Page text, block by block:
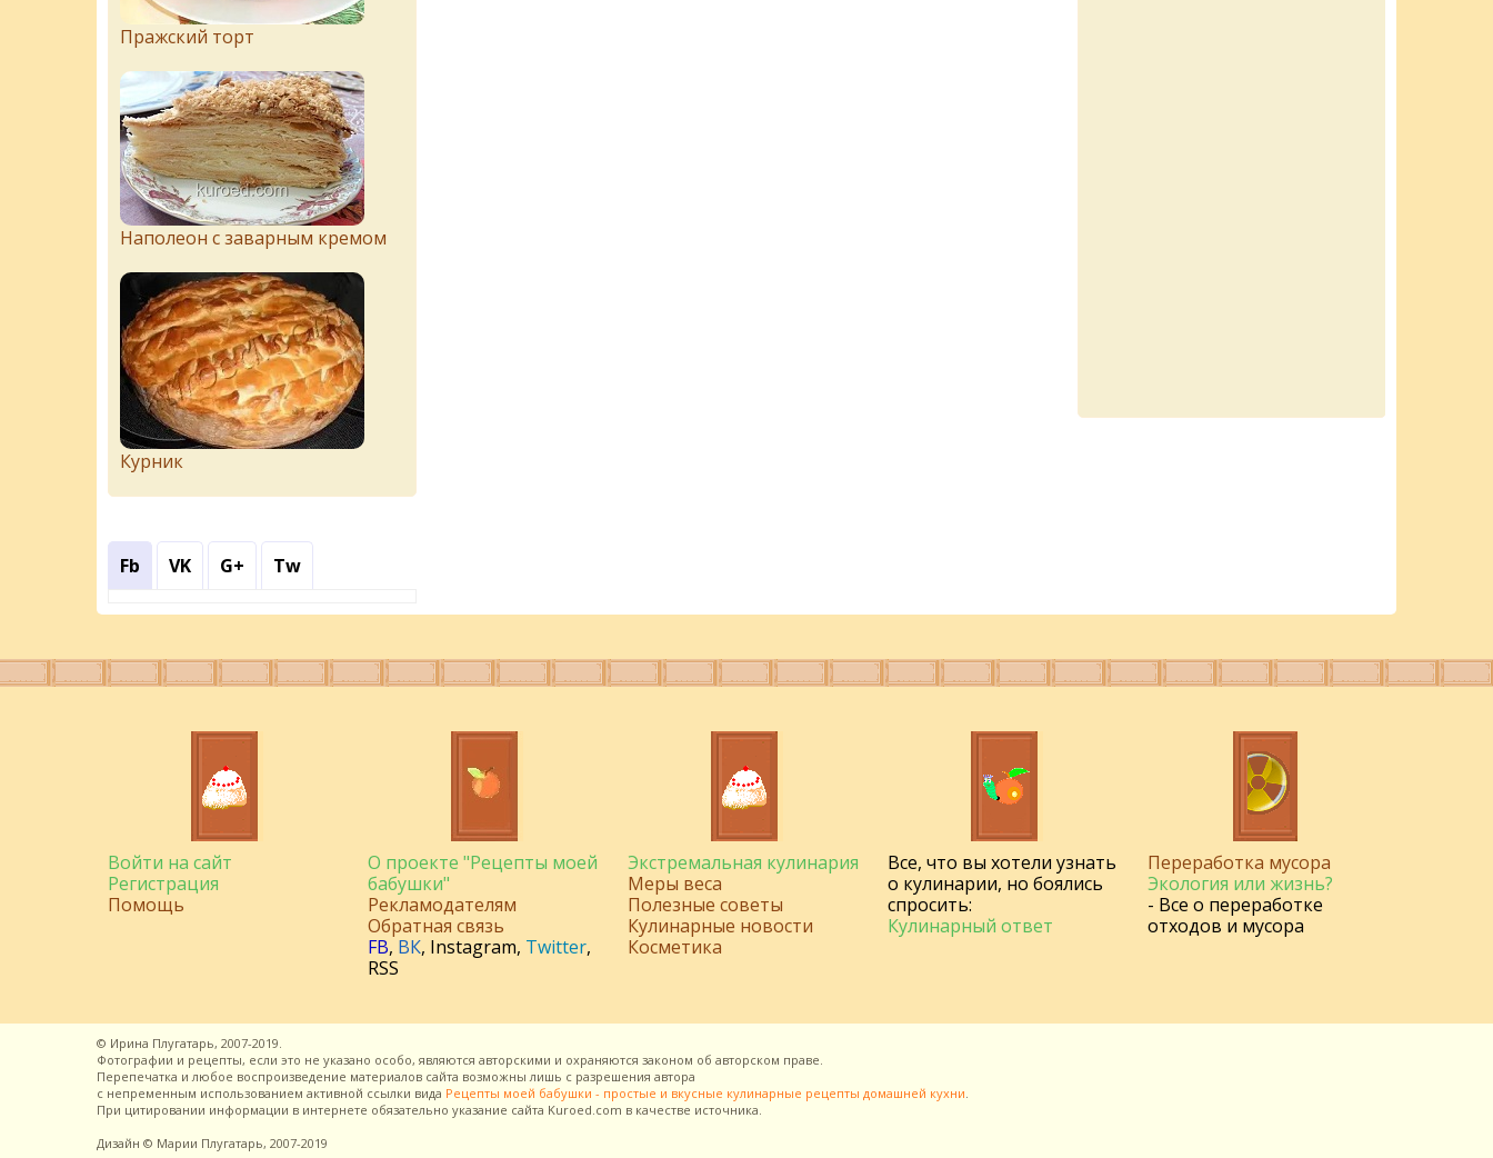
Пражский торт
Наполеон с заварным кремом
Курник
Fb VK G+ Tw
Войти на сайт
Регистрация
Помощь
О проекте "Рецепты моей
бабушки"
Рекламодателям
Обратная связь
FB, ВК, Instagram, Twitter,
RSS
Экстремальная кулинария
Меры веса
Полезные советы
Кулинарные новости
Косметика
Все, что вы хотели узнать
о кулинарии, но боялись
спросить:
Кулинарный ответ
Переработка мусора
Экология или жизнь?
- Все о переработке
отходов и мусора
© Ирина Плугатарь, 2007-2019.
Фотографии и рецепты, если это не указано особо, являются авторскими и охраняются законом об авторском праве.
Перепечатка и любое воспроизведение материалов сайта возможны лишь с разрешения автора
с непременным использованием активной ссылки вида Рецепты моей бабушки - простые и вкусные кулинарные рецепты домашней кухни.
При цитировании информации в интернете обязательно указание сайта Kuroed.com в качестве источника.
Дизайн © Марии Плугатарь, 2007-2019